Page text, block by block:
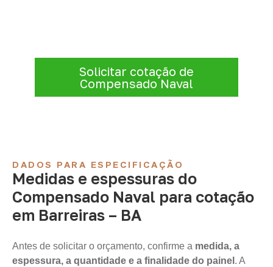
Solicitar cotação de
Compensado Naval
DADOS PARA ESPECIFICAÇÃO
Medidas e espessuras do
Compensado Naval para cotação
em Barreiras – BA
Antes de solicitar o orçamento, confirme a medida, a
espessura, a quantidade e a finalidade do painel . A